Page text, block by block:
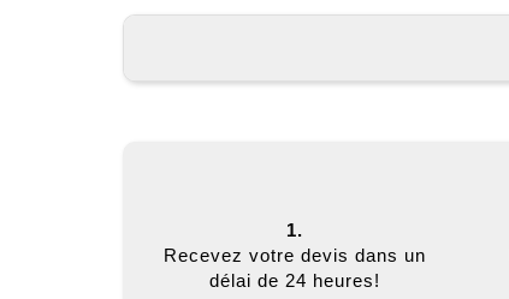
1.
Recevez votre devis dans un
délai de 24 heures!